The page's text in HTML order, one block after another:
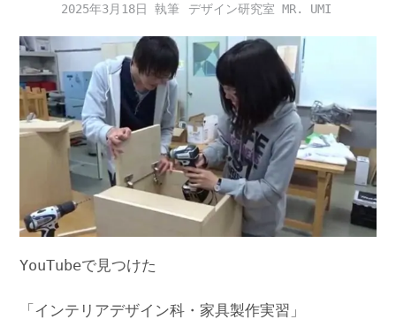
2025年3月18日 デザイン研究室 MR. UMI
YouTubeで見つけた
「インテリアデザイン科・家具製作実習」